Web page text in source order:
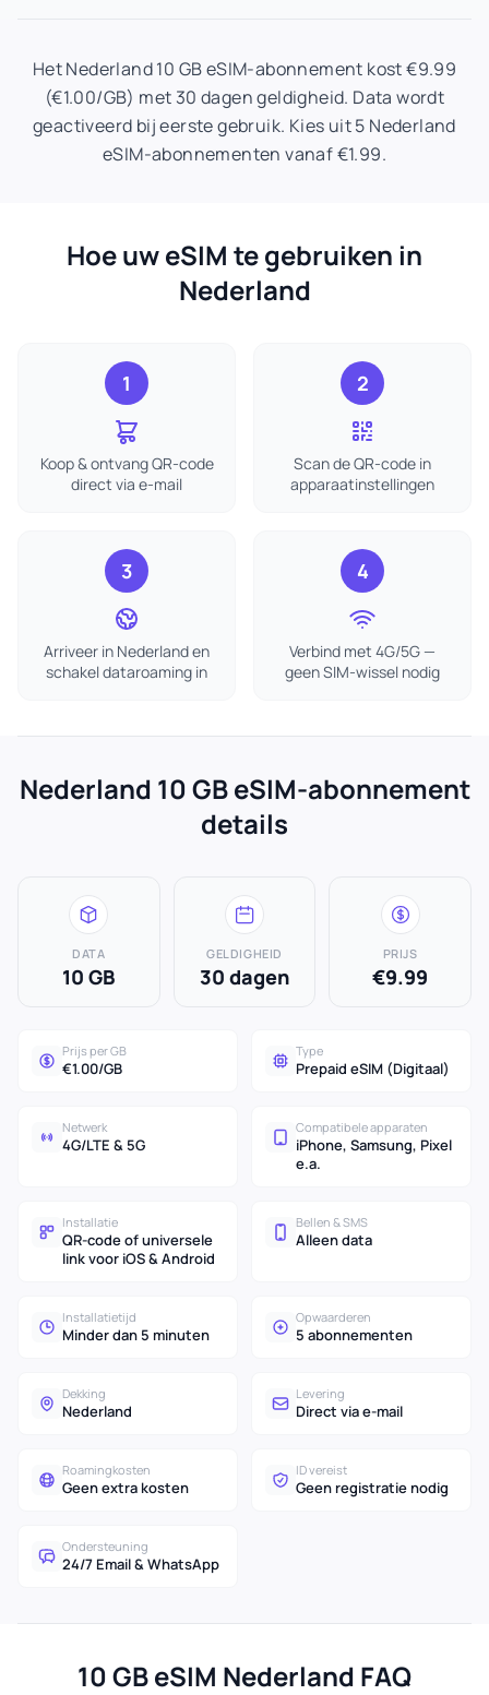
Het Nederland 10 GB eSIM-abonnement kost €9.99
(€1.00/GB) met 30 dagen geldigheid. Data wordt
geactiveerd bij eerste gebruik. Kies uit 5 Nederland
eSIM-abonnementen vanaf €1.99.
Hoe uw eSIM te gebruiken in
Nederland
1
Koop & ontvang QR-code
direct via e-mail
2
Scan de QR-code in
apparaatinstellingen
3
Arriveer in Nederland en
schakel dataroaming in
4
Verbind met 4G/5G —
geen SIM-wissel nodig
Nederland 10 GB eSIM-abonnement
details
DATA
10 GB
GELDIGHEID
30 dagen
PRIJS
€9.99
Prijs per GB
€1.00/GB
Type
Prepaid eSIM (Digitaal)
Netwerk
4G/LTE & 5G
Compatibele apparaten
iPhone, Samsung, Pixel
e.a.
Installatie
QR-code of universele
link voor iOS & Android
Bellen & SMS
Alleen data
Installatietijd
Minder dan 5 minuten
Opwaarderen
5 abonnementen
Dekking
Nederland
Levering
Direct via e-mail
Roamingkosten
Geen extra kosten
ID vereist
Geen registratie nodig
Ondersteuning
24/7 Email & WhatsApp
10 GB eSIM Nederland FAQ